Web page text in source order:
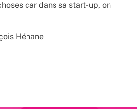
car dans sa start-up, on
Hénane